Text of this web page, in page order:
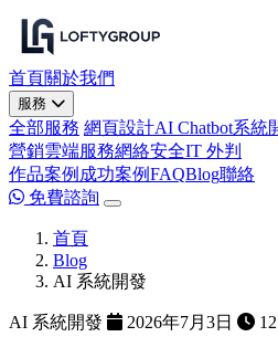
首頁關於我們
服務
全部服務 網頁設計AI Chatbot系統
營銷雲端服務網絡安全IT 外判
作品案例 成功案例FAQBlog聯絡
免費諮詢
首頁
Blog
AI 系統開發
AI 系統開發 2026年7月3日